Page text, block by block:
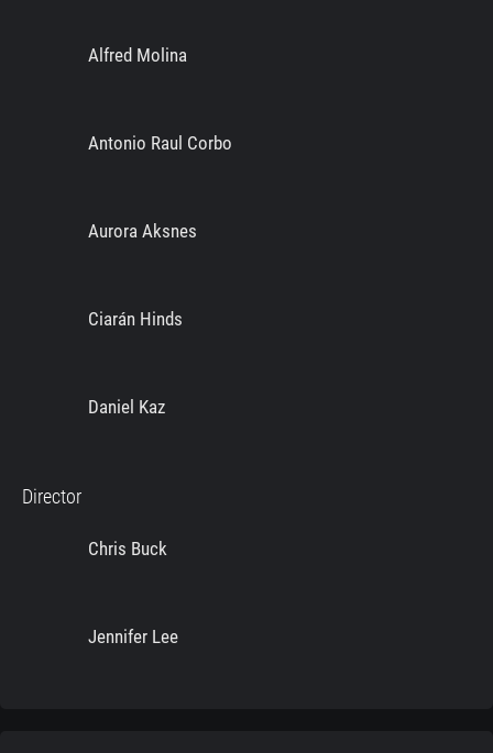
Alfred Molina
Antonio Raul Corbo
Aurora Aksnes
Ciarán Hinds
Daniel Kaz
Director
Chris Buck
Jennifer Lee